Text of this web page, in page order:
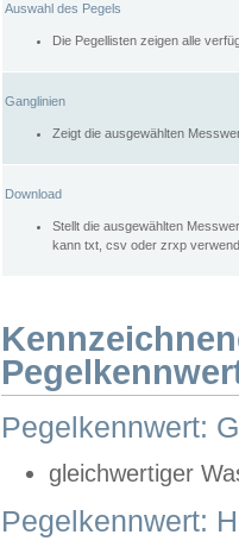
Auswahl des Pegels
Die Pegellisten zeigen alle
Ganglinien
Zeigt die ausgewählten
Download
Stellt die ausgewählten
kann txt, csv oder zrxp
Pegelkennwert:
gleichwertiger
Pegelkennwert: